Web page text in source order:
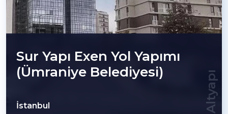
Altyapı
Sur Yapı Exen Yol Yapımı
(Ümraniye Belediyesi)
İstanbul